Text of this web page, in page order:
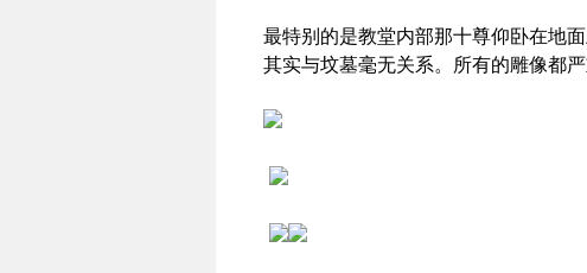
最特别的是教堂内部那十尊仰卧在地
其实与坟墓毫无关系。所有的雕像都